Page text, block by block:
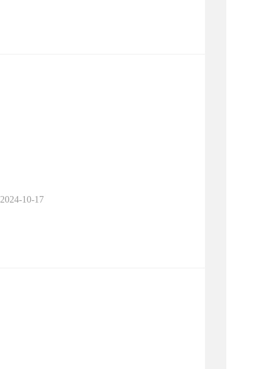
2024-10-17